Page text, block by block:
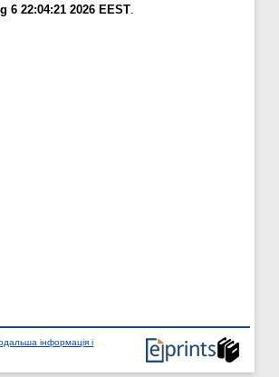
6 22:04:21 2026 EEST
інформація і